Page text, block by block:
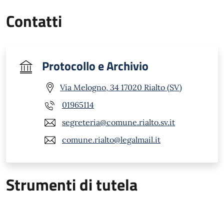
Contatti
Protocollo e Archivio
Via Melogno, 34 17020 Rialto (SV)
01965114
segreteria@comune.rialto.sv.it
comune.rialto@legalmail.it
Strumenti di tutela